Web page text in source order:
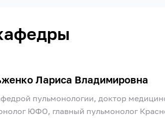
Лариса Владимировна
пульмонологии, доктор
ЮФО, главный пульмонолог